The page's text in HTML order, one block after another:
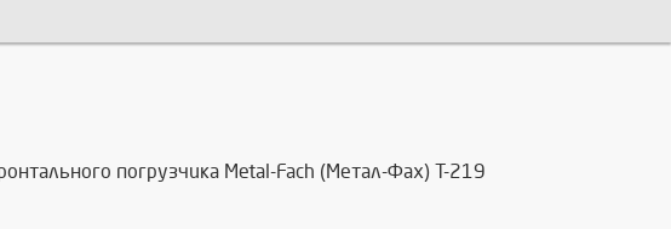
погрузчика Metal-Fach (Метал-Фах) Т-219